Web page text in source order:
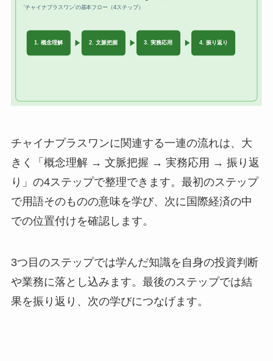
チャイナプラスワンに関連する一連の流れは、大
きく「概念理解 → 文脈把握 → 実務応用 → 振り返
り」の4ステップで整理できます。最初のステップ
で用語そのものの意味を学び、次に国際経済の中
での位置付けを確認します。
3つ目のステップでは学んだ知識を自身の投資判断
や業務に落とし込みます。最後のステップでは結
果を振り返り、次の学びにつなげます。